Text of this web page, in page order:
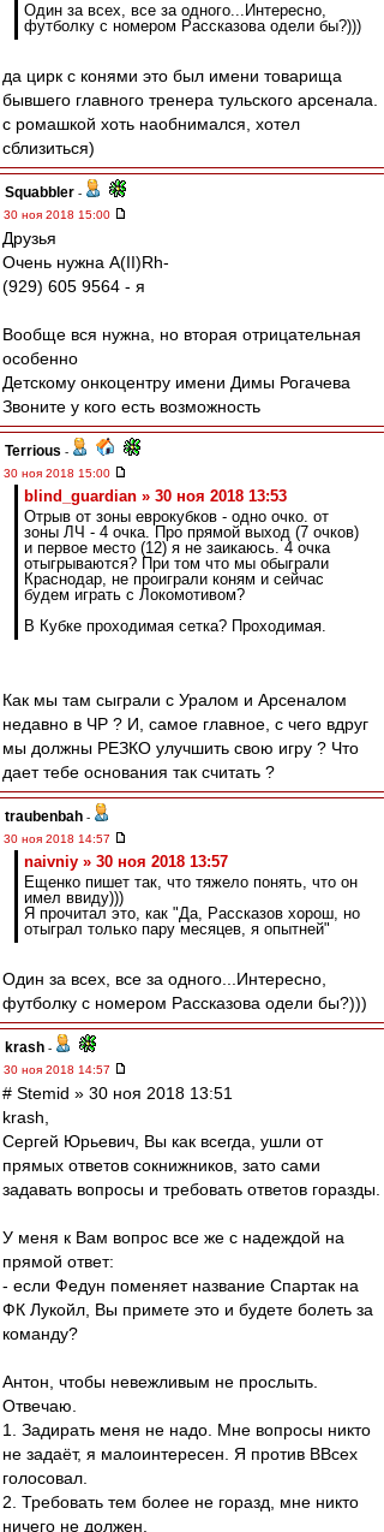
Один за всех, все за одного...Интересно,
футболку с номером Рассказова одели бы?)))
да цирк с конями это был имени товарища
бывшего главного тренера тульского арсенала.
с ромашкой хоть наобнимался, хотел
сблизиться)
Squabbler -
30 ноя 2018 15:00
Друзья
Очень нужна А(II)Rh-
(929) 605 9564 - я
Вообще вся нужна, но вторая отрицательная
особенно
Детскому онкоцентру имени Димы Рогачева
Звоните у кого есть возможность
Terrious -
30 ноя 2018 15:00
blind_guardian » 30 ноя 2018 13:53
Отрыв от зоны еврокубков - одно очко. от
зоны ЛЧ - 4 очка. Про прямой выход (7 очков)
и первое место (12) я не заикаюсь. 4 очка
отыгрываются? При том что мы обыграли
Краснодар, не проиграли коням и сейчас
будем играть с Локомотивом?
В Кубке проходимая сетка? Проходимая.
Как мы там сыграли с Уралом и Арсеналом
недавно в ЧР ? И, самое главное, с чего вдруг
мы должны РЕЗКО улучшить свою игру ? Что
дает тебе основания так считать ?
traubenbah -
30 ноя 2018 14:57
naivniy » 30 ноя 2018 13:57
Ещенко пишет так, что тяжело понять, что он
имел ввиду)))
Я прочитал это, как "Да, Рассказов хорош, но
отыграл только пару месяцев, я опытней"
Один за всех, все за одного...Интересно,
футболку с номером Рассказова одели бы?)))
krash -
30 ноя 2018 14:57
# Stemid » 30 ноя 2018 13:51
krash,
Сергей Юрьевич, Вы как всегда, ушли от
прямых ответов сокнижников, зато сами
задавать вопросы и требовать ответов горазды.
У меня к Вам вопрос все же с надеждой на
прямой ответ:
- если Федун поменяет название Спартак на
ФК Лукойл, Вы примете это и будете болеть за
команду?
Антон, чтобы невежливым не прослыть.
Отвечаю.
1. Задирать меня не надо. Мне вопросы никто
не задаёт, я малоинтересен. Я против ВВсех
голосовал.
2. Требовать тем более не горазд, мне никто
ничего не должен.